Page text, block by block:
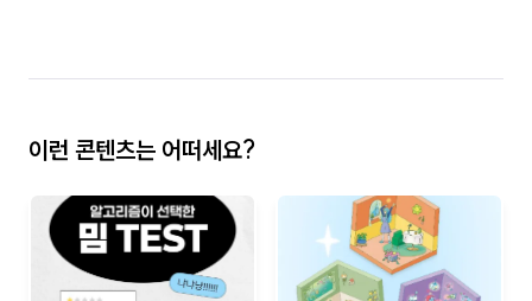
이런 콘텐츠는 어떠세요?